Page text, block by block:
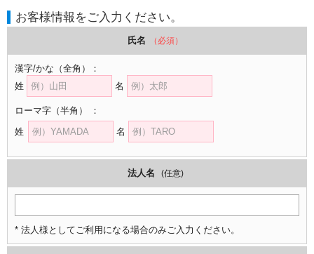
お客様情報をご入力ください。
氏名 （必須）
漢字/かな （全角）
：
姓
名
ローマ字 （半角）
：
姓
名
法人名 (任意)
* 法人様としてご利用になる場合のみご入力ください。